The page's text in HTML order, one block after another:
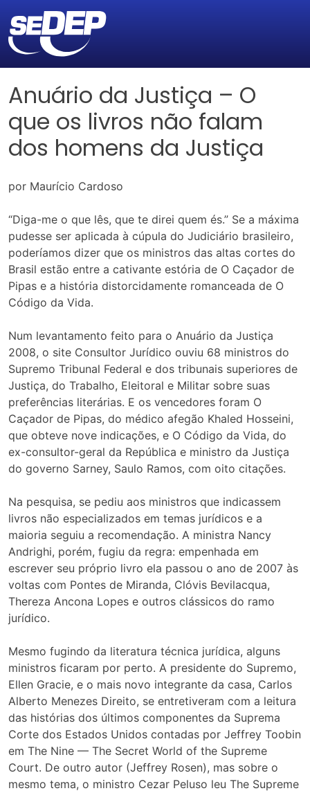
Anuário da Justiça – O
que os livros não falam
dos homens da Justiça
por Maurício Cardoso
“Diga-me o que lês, que te direi quem és.” Se a máxima
pudesse ser aplicada à cúpula do Judiciário brasileiro,
poderíamos dizer que os ministros das altas cortes do
Brasil estão entre a cativante estória de O Caçador de
Pipas e a história distorcidamente romanceada de O
Código da Vida.
Num levantamento feito para o Anuário da Justiça
2008, o site Consultor Jurídico ouviu 68 ministros do
Supremo Tribunal Federal e dos tribunais superiores de
Justiça, do Trabalho, Eleitoral e Militar sobre suas
preferências literárias. E os vencedores foram O
Caçador de Pipas, do médico afegão Khaled Hosseini,
que obteve nove indicações, e O Código da Vida, do
ex-consultor-geral da República e ministro da Justiça
do governo Sarney, Saulo Ramos, com oito citações.
Na pesquisa, se pediu aos ministros que indicassem
livros não especializados em temas jurídicos e a
maioria seguiu a recomendação. A ministra Nancy
Andrighi, porém, fugiu da regra: empenhada em
escrever seu próprio livro ela passou o ano de 2007 às
voltas com Pontes de Miranda, Clóvis Bevilacqua,
Thereza Ancona Lopes e outros clássicos do ramo
jurídico.
Mesmo fugindo da literatura técnica jurídica, alguns
ministros ficaram por perto. A presidente do Supremo,
Ellen Gracie, e o mais novo integrante da casa, Carlos
Alberto Menezes Direito, se entretiveram com a leitura
das histórias dos últimos componentes da Suprema
Corte dos Estados Unidos contadas por Jeffrey Toobin
em The Nine — The Secret World of the Supreme
Court. De outro autor (Jeffrey Rosen), mas sobre o
mesmo tema, o ministro Cezar Peluso leu The Supreme